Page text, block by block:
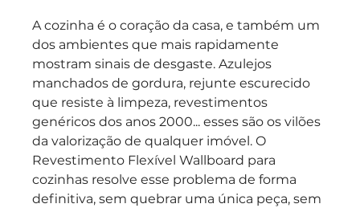
A cozinha é o coração da casa, e também um
dos ambientes que mais rapidamente
mostram sinais de desgaste. Azulejos
manchados de gordura, rejunte escurecido
que resiste à limpeza, revestimentos
genéricos dos anos 2000... esses são os vilões
da valorização de qualquer imóvel. O
Revestimento Flexível Wallboard para
cozinhas resolve esse problema de forma
definitiva, sem quebrar uma única peça, sem